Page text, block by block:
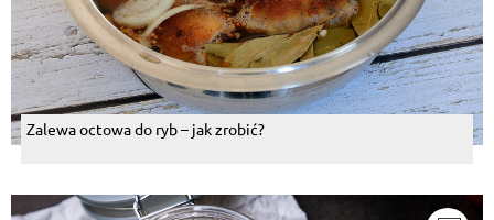
Zalewa octowa do ryb – jak zrobić?